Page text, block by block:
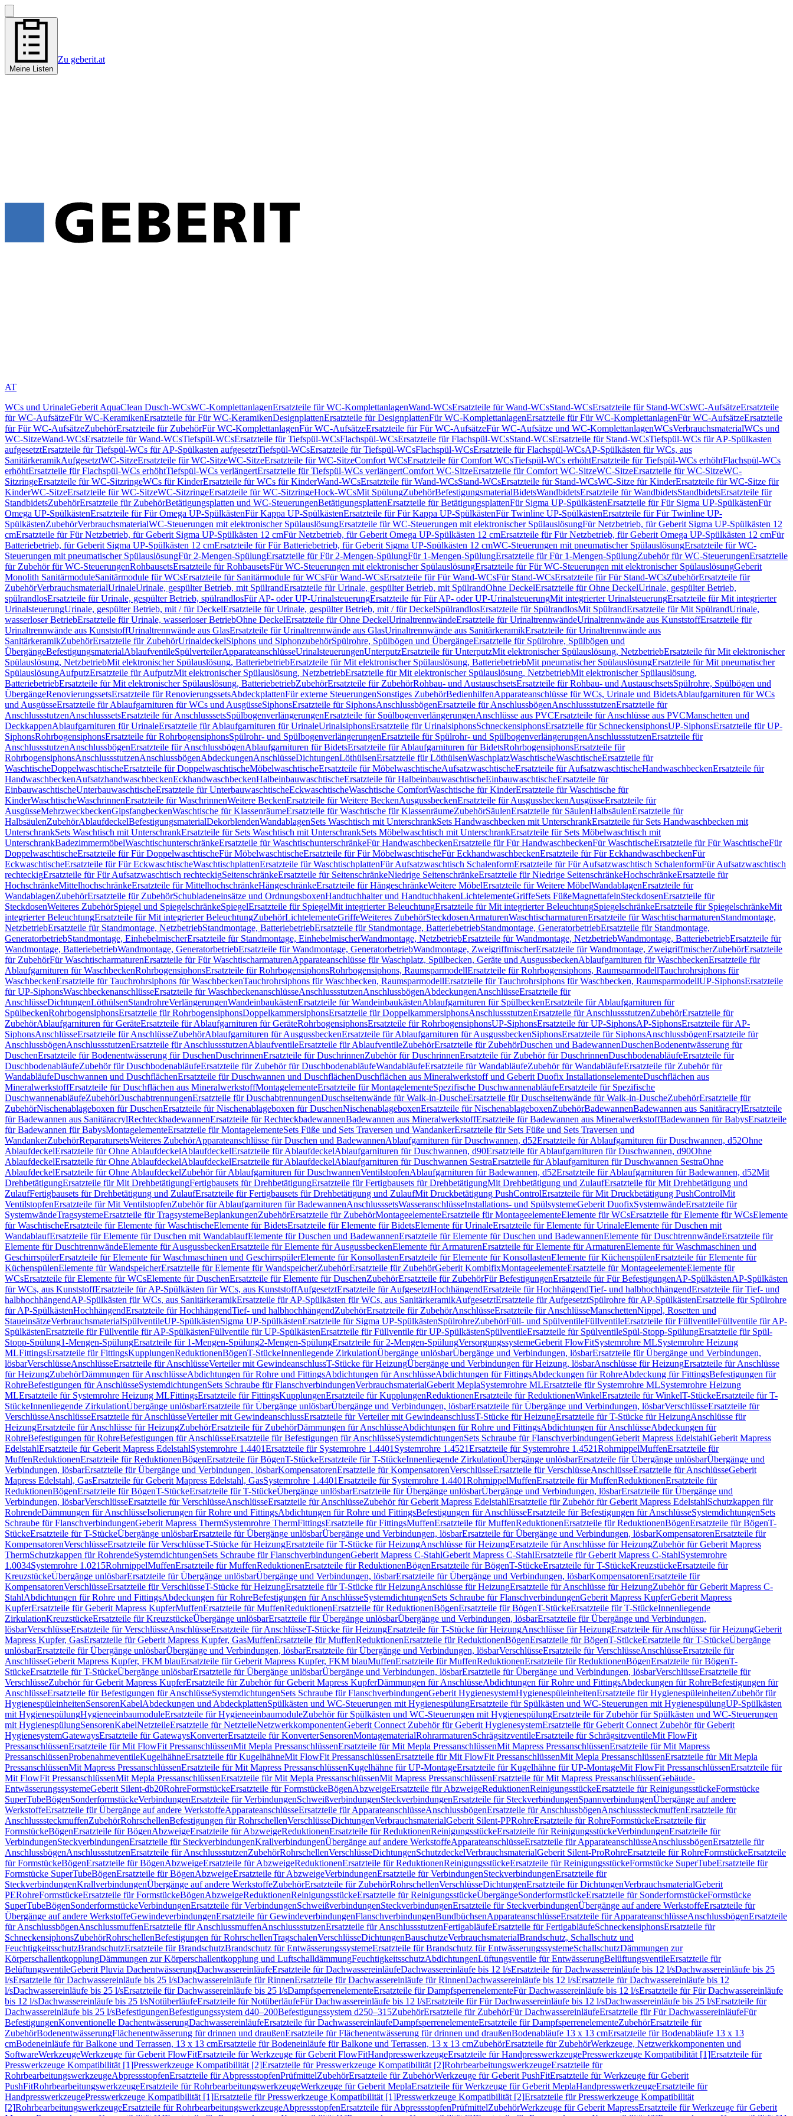
Meine Listen
Zu geberit.at
AT
WCs und UrinaleGeberit AquaClean Dusch-WCsWC-KomplettanlagenErsatzteile für WC-KomplettanlagenWand-WCsErsatzteile für Wand-WCsStand-WCsErsatzteile für Stand-WCsWC-AufsätzeErsatzteile
für WC-AufsätzeFür WC-KeramikenErsatzteile für Für WC-KeramikenDesignplattenErsatzteile für DesignplattenFür WC-KomplettanlagenErsatzteile für Für WC-KomplettanlagenFür WC-AufsätzeErsatzteile
für Für WC-AufsätzeZubehörErsatzteile für ZubehörFür WC-KomplettanlagenFür WC-AufsätzeErsatzteile für Für WC-AufsätzeFür WC-Aufsätze und WC-KomplettanlagenWCsVerbrauchsmaterialWCs und
WC-SitzeWand-WCsErsatzteile für Wand-WCsTiefspül-WCsErsatzteile für Tiefspül-WCsFlachspül-WCsErsatzteile für Flachspül-WCsStand-WCsErsatzteile für Stand-WCsTiefspül-WCs für AP-Spülkasten
aufgesetztErsatzteile für Tiefspül-WCs für AP-Spülkasten aufgesetztTiefspül-WCsErsatzteile für Tiefspül-WCsFlachspül-WCsErsatzteile für Flachspül-WCsAP-Spülkästen für WCs, aus
SanitärkeramikAufgesetztWC-SitzeErsatzteile für WC-SitzeWC-SitzeErsatzteile für WC-SitzeComfort WCsErsatzteile für Comfort WCsTiefspül-WCs erhöhtErsatzteile für Tiefspül-WCs erhöhtFlachspül-WCs
erhöhtErsatzteile für Flachspül-WCs erhöhtTiefspül-WCs verlängertErsatzteile für Tiefspül-WCs verlängertComfort WC-SitzeErsatzteile für Comfort WC-SitzeWC-SitzeErsatzteile für WC-SitzeWC-
SitzringeErsatzteile für WC-SitzringeWCs für KinderErsatzteile für WCs für KinderWand-WCsErsatzteile für Wand-WCsStand-WCsErsatzteile für Stand-WCsWC-Sitze für KinderErsatzteile für WC-Sitze für
KinderWC-SitzeErsatzteile für WC-SitzeWC-SitzringeErsatzteile für WC-SitzringeHock-WCsMit SpülungZubehörBefestigungsmaterialBidetsWandbidetsErsatzteile für WandbidetsStandbidetsErsatzteile für
StandbidetsZubehörErsatzteile für ZubehörBetätigungsplatten und WC-SteuerungenBetätigungsplattenErsatzteile für BetätigungsplattenFür Sigma UP-SpülkästenErsatzteile für Für Sigma UP-SpülkästenFür
Omega UP-SpülkästenErsatzteile für Für Omega UP-SpülkästenFür Kappa UP-SpülkästenErsatzteile für Für Kappa UP-SpülkästenFür Twinline UP-SpülkästenErsatzteile für Für Twinline UP-
SpülkästenZubehörVerbrauchsmaterialWC-Steuerungen mit elektronischer SpülauslösungErsatzteile für WC-Steuerungen mit elektronischer SpülauslösungFür Netzbetrieb, für Geberit Sigma UP-Spülkästen 12
cmErsatzteile für Für Netzbetrieb, für Geberit Sigma UP-Spülkästen 12 cmFür Netzbetrieb, für Geberit Omega UP-Spülkästen 12 cmErsatzteile für Für Netzbetrieb, für Geberit Omega UP-Spülkästen 12 cmFür
Batteriebetrieb, für Geberit Sigma UP-Spülkästen 12 cmErsatzteile für Für Batteriebetrieb, für Geberit Sigma UP-Spülkästen 12 cmWC-Steuerungen mit pneumatischer SpülauslösungErsatzteile für WC-
Steuerungen mit pneumatischer SpülauslösungFür 2-Mengen-SpülungErsatzteile für Für 2-Mengen-SpülungFür 1-Mengen-SpülungErsatzteile für Für 1-Mengen-SpülungZubehör für WC-SteuerungenErsatzteile
für Zubehör für WC-SteuerungenRohbausetsErsatzteile für RohbausetsFür WC-Steuerungen mit elektronischer SpülauslösungErsatzteile für Für WC-Steuerungen mit elektronischer SpülauslösungGeberit
Monolith SanitärmoduleSanitärmodule für WCsErsatzteile für Sanitärmodule für WCsFür Wand-WCsErsatzteile für Für Wand-WCsFür Stand-WCsErsatzteile für Für Stand-WCsZubehörErsatzteile für
ZubehörVerbrauchsmaterialUrinaleUrinale, gespülter Betrieb, mit SpülrandErsatzteile für Urinale, gespülter Betrieb, mit SpülrandOhne DeckelErsatzteile für Ohne DeckelUrinale, gespülter Betrieb,
spülrandlosErsatzteile für Urinale, gespülter Betrieb, spülrandlosFür AP- oder UP-UrinalsteuerungErsatzteile für Für AP- oder UP-UrinalsteuerungMit integrierter UrinalsteuerungErsatzteile für Mit integrierter
UrinalsteuerungUrinale, gespülter Betrieb, mit / für DeckelErsatzteile für Urinale, gespülter Betrieb, mit / für DeckelSpülrandlosErsatzteile für SpülrandlosMit SpülrandErsatzteile für Mit SpülrandUrinale,
wasserloser BetriebErsatzteile für Urinale, wasserloser BetriebOhne DeckelErsatzteile für Ohne DeckelUrinaltrennwändeErsatzteile für UrinaltrennwändeUrinaltrennwände aus KunststoffErsatzteile für
Urinaltrennwände aus KunststoffUrinaltrennwände aus GlasErsatzteile für Urinaltrennwände aus GlasUrinaltrennwände aus SanitärkeramikErsatzteile für Urinaltrennwände aus
SanitärkeramikZubehörErsatzteile für ZubehörUrinaldeckelSiphons und SiphonzubehörSpülrohre, Spülbögen und ÜbergängeErsatzteile für Spülrohre, Spülbögen und
ÜbergängeBefestigungsmaterialAblaufventileSpülverteilerApparateanschlüsseUrinalsteuerungenUnterputzErsatzteile für UnterputzMit elektronischer Spülauslösung, NetzbetriebErsatzteile für Mit elektronischer
Spülauslösung, NetzbetriebMit elektronischer Spülauslösung, BatteriebetriebErsatzteile für Mit elektronischer Spülauslösung, BatteriebetriebMit pneumatischer SpülauslösungErsatzteile für Mit pneumatischer
SpülauslösungAufputzErsatzteile für AufputzMit elektronischer Spülauslösung, NetzbetriebErsatzteile für Mit elektronischer Spülauslösung, NetzbetriebMit elektronischer Spülauslösung,
BatteriebetriebErsatzteile für Mit elektronischer Spülauslösung, BatteriebetriebZubehörErsatzteile für ZubehörRohbau- und AustauschsetsErsatzteile für Rohbau- und AustauschsetsSpülrohre, Spülbögen und
ÜbergängeRenovierungssetsErsatzteile für RenovierungssetsAbdeckplattenFür externe SteuerungenSonstiges ZubehörBedienhilfenApparateanschlüsse für WCs, Urinale und BidetsAblaufgarnituren für WCs
und AusgüsseErsatzteile für Ablaufgarnituren für WCs und AusgüsseSiphonsErsatzteile für SiphonsAnschlussbögenErsatzteile für AnschlussbögenAnschlussstutzenErsatzteile für
AnschlussstutzenAnschlusssetsErsatzteile für AnschlusssetsSpülbogenverlängerungenErsatzteile für SpülbogenverlängerungenAnschlüsse aus PVCErsatzteile für Anschlüsse aus PVCManschetten und
DeckkappenAblaufgarnituren für UrinaleErsatzteile für Ablaufgarnituren für UrinaleUrinalsiphonsErsatzteile für UrinalsiphonsSchneckensiphonsErsatzteile für SchneckensiphonsUP-SiphonsErsatzteile für UP-
SiphonsRohrbogensiphonsErsatzteile für RohrbogensiphonsSpülrohr- und SpülbogenverlängerungenErsatzteile für Spülrohr- und SpülbogenverlängerungenAnschlussstutzenErsatzteile für
AnschlussstutzenAnschlussbögenErsatzteile für AnschlussbögenAblaufgarnituren für BidetsErsatzteile für Ablaufgarnituren für BidetsRohrbogensiphonsErsatzteile für
RohrbogensiphonsAnschlussstutzenAnschlussbögenAbdeckungenAnschlüsseDichtungenLöthülsenErsatzteile für LöthülsenWaschplatzWaschtischeWaschtischeErsatzteile für
WaschtischeDoppelwaschtischeErsatzteile für DoppelwaschtischeMöbelwaschtischeErsatzteile für MöbelwaschtischeAufsatzwaschtischeErsatzteile für AufsatzwaschtischeHandwaschbeckenErsatzteile für
HandwaschbeckenAufsatzhandwaschbeckenEckhandwaschbeckenHalbeinbauwaschtischeErsatzteile für HalbeinbauwaschtischeEinbauwaschtischeErsatzteile für
EinbauwaschtischeUnterbauwaschtischeErsatzteile für UnterbauwaschtischeEckwaschtischeWaschtische ComfortWaschtische für KinderErsatzteile für Waschtische für
KinderWaschtischeWaschrinnenErsatzteile für WaschrinnenWeitere BeckenErsatzteile für Weitere BeckenAusgussbeckenErsatzteile für AusgussbeckenAusgüsseErsatzteile für
AusgüsseMehrzweckbeckenGipsfangbeckenWaschtische für KlassenräumeErsatzteile für Waschtische für KlassenräumeZubehörSäulenErsatzteile für SäulenHalbsäulenErsatzteile für
HalbsäulenZubehörAblaufdeckelBefestigungsmaterialDekorblendenWandablagenSets Waschtisch mit UnterschrankSets Handwaschbecken mit UnterschrankErsatzteile für Sets Handwaschbecken mit
UnterschrankSets Waschtisch mit UnterschrankErsatzteile für Sets Waschtisch mit UnterschrankSets Möbelwaschtisch mit UnterschrankErsatzteile für Sets Möbelwaschtisch mit
UnterschrankBadezimmermöbelWaschtischunterschränkeErsatzteile für WaschtischunterschränkeFür HandwaschbeckenErsatzteile für Für HandwaschbeckenFür WaschtischeErsatzteile für Für WaschtischeFür
DoppelwaschtischeErsatzteile für Für DoppelwaschtischeFür MöbelwaschtischeErsatzteile für Für MöbelwaschtischeFür EckhandwaschbeckenErsatzteile für Für EckhandwaschbeckenFür
EckwaschtischeErsatzteile für Für EckwaschtischeWaschtischplattenErsatzteile für WaschtischplattenFür Aufsatzwaschtisch SchalenformErsatzteile für Für Aufsatzwaschtisch SchalenformFür Aufsatzwaschtisch
rechteckigErsatzteile für Für Aufsatzwaschtisch rechteckigSeitenschränkeErsatzteile für SeitenschränkeNiedrige SeitenschränkeErsatzteile für Niedrige SeitenschränkeHochschränkeErsatzteile für
HochschränkeMittelhochschränkeErsatzteile für MittelhochschränkeHängeschränkeErsatzteile für HängeschränkeWeitere MöbelErsatzteile für Weitere MöbelWandablagenErsatzteile für
WandablagenZubehörErsatzteile für ZubehörSchubladeneinsätze und OrdnungsboxenHandtuchhalter und HandtuchhakenLichtelementeGriffeSets FüßeMagnettafelnSteckdosenErsatzteile für
SteckdosenWeiteres ZubehörSpiegel und SpiegelschränkeSpiegelErsatzteile für SpiegelMit integrierter BeleuchtungErsatzteile für Mit integrierter BeleuchtungSpiegelschränkeErsatzteile für SpiegelschränkeMit
integrierter BeleuchtungErsatzteile für Mit integrierter BeleuchtungZubehörLichtelementeGriffeWeiteres ZubehörSteckdosenArmaturenWaschtischarmaturenErsatzteile für WaschtischarmaturenStandmontage,
NetzbetriebErsatzteile für Standmontage, NetzbetriebStandmontage, BatteriebetriebErsatzteile für Standmontage, BatteriebetriebStandmontage, GeneratorbetriebErsatzteile für Standmontage,
GeneratorbetriebStandmontage, EinhebelmischerErsatzteile für Standmontage, EinhebelmischerWandmontage, NetzbetriebErsatzteile für Wandmontage, NetzbetriebWandmontage, BatteriebetriebErsatzteile für
Wandmontage, BatteriebetriebWandmontage, GeneratorbetriebErsatzteile für Wandmontage, GeneratorbetriebWandmontage, ZweigriffmischerErsatzteile für Wandmontage, ZweigriffmischerZubehörErsatzteile
für ZubehörFür WaschtischarmaturenErsatzteile für Für WaschtischarmaturenApparateanschlüsse für Waschplatz, Spülbecken, Geräte und AusgussbeckenAblaufgarnituren für WaschbeckenErsatzteile für
Ablaufgarnituren für WaschbeckenRohrbogensiphonsErsatzteile für RohrbogensiphonsRohrbogensiphons, RaumsparmodellErsatzteile für Rohrbogensiphons, RaumsparmodellTauchrohrsiphons für
WaschbeckenErsatzteile für Tauchrohrsiphons für WaschbeckenTauchrohrsiphons für Waschbecken, RaumsparmodellErsatzteile für Tauchrohrsiphons für Waschbecken, RaumsparmodellUP-SiphonsErsatzteile
für UP-SiphonsWaschbeckenanschlüsseErsatzteile für WaschbeckenanschlüsseAnschlussstutzenAnschlussbögenAbdeckungenAnschlüsseErsatzteile für
AnschlüsseDichtungenLöthülsenStandrohreVerlängerungenWandeinbaukästenErsatzteile für WandeinbaukästenAblaufgarnituren für SpülbeckenErsatzteile für Ablaufgarnituren für
SpülbeckenRohrbogensiphonsErsatzteile für RohrbogensiphonsDoppelkammersiphonsErsatzteile für DoppelkammersiphonsAnschlussstutzenErsatzteile für AnschlussstutzenZubehörErsatzteile für
ZubehörAblaufgarnituren für GeräteErsatzteile für Ablaufgarnituren für GeräteRohrbogensiphonsErsatzteile für RohrbogensiphonsUP-SiphonsErsatzteile für UP-SiphonsAP-SiphonsErsatzteile für AP-
SiphonsAnschlüsseErsatzteile für AnschlüsseZubehörAblaufgarnituren für AusgussbeckenErsatzteile für Ablaufgarnituren für AusgussbeckenSiphonsErsatzteile für SiphonsAnschlussbögenErsatzteile für
AnschlussbögenAnschlussstutzenErsatzteile für AnschlussstutzenAblaufventileErsatzteile für AblaufventileZubehörErsatzteile für ZubehörDuschen und BadewannenDuschenBodenentwässerung für
DuschenErsatzteile für Bodenentwässerung für DuschenDuschrinnenErsatzteile für DuschrinnenZubehör für DuschrinnenErsatzteile für Zubehör für DuschrinnenDuschbodenabläufeErsatzteile für
DuschbodenabläufeZubehör für DuschbodenabläufeErsatzteile für Zubehör für DuschbodenabläufeWandabläufeErsatzteile für WandabläufeZubehör für WandabläufeErsatzteile für Zubehör für
WandabläufeDuschwannen und DuschflächenErsatzteile für Duschwannen und DuschflächenDuschflächen aus Mineralwerkstoff und Geberit Duofix InstallationselementeDuschflächen aus
MineralwerkstoffErsatzteile für Duschflächen aus MineralwerkstoffMontagelementeErsatzteile für MontagelementeSpezifische DuschwannenabläufeErsatzteile für Spezifische
DuschwannenabläufeZubehörDuschabtrennungenErsatzteile für DuschabtrennungenDuschseitenwände für Walk-in-DuscheErsatzteile für Duschseitenwände für Walk-in-DuscheZubehörErsatzteile für
ZubehörNischenablageboxen für DuschenErsatzteile für Nischenablageboxen für DuschenNischenablageboxenErsatzteile für NischenablageboxenZubehörBadewannenBadewannen aus SanitäracrylErsatzteile
für Badewannen aus SanitäracrylRechteckbadewannenErsatzteile für RechteckbadewannenBadewannen aus MineralwerkstoffErsatzteile für Badewannen aus MineralwerkstoffBadewannen für BabysErsatzteile
für Badewannen für BabysMontagelementeErsatzteile für MontagelementeSets Füße und Sets Traversen und WandankerErsatzteile für Sets Füße und Sets Traversen und
WandankerZubehörReparatursetsWeiteres ZubehörApparateanschlüsse für Duschen und BadewannenAblaufgarnituren für Duschwannen, d52Ersatzteile für Ablaufgarnituren für Duschwannen, d52Ohne
AblaufdeckelErsatzteile für Ohne AblaufdeckelAblaufdeckelErsatzteile für AblaufdeckelAblaufgarnituren für Duschwannen, d90Ersatzteile für Ablaufgarnituren für Duschwannen, d90Ohne
AblaufdeckelErsatzteile für Ohne AblaufdeckelAblaufdeckelErsatzteile für AblaufdeckelAblaufgarnituren für Duschwannen SestraErsatzteile für Ablaufgarnituren für Duschwannen SestraOhne
AblaufdeckelErsatzteile für Ohne AblaufdeckelZubehör für Ablaufgarnituren für DuschwannenVentilstopfenAblaufgarnituren für Badewannen, d52Ersatzteile für Ablaufgarnituren für Badewannen, d52Mit
DrehbetätigungErsatzteile für Mit DrehbetätigungFertigbausets für DrehbetätigungErsatzteile für Fertigbausets für DrehbetätigungMit Drehbetätigung und ZulaufErsatzteile für Mit Drehbetätigung und
ZulaufFertigbausets für Drehbetätigung und ZulaufErsatzteile für Fertigbausets für Drehbetätigung und ZulaufMit Druckbetätigung PushControlErsatzteile für Mit Druckbetätigung PushControlMit
VentilstopfenErsatzteile für Mit VentilstopfenZubehör für Ablaufgarnituren für BadewannenAnschlusssetsWasseranschlüsseInstallations- und SpülsystemeGeberit DuofixSystemwändeErsatzteile für
SystemwändeTragsystemeErsatzteile für TragsystemeBeplankungenZubehörErsatzteile für ZubehörMontageelementeErsatzteile für MontageelementeElemente für WCsErsatzteile für Elemente für WCsElemente
für WaschtischeErsatzteile für Elemente für WaschtischeElemente für BidetsErsatzteile für Elemente für BidetsElemente für UrinaleErsatzteile für Elemente für UrinaleElemente für Duschen mit
WandablaufErsatzteile für Elemente für Duschen mit WandablaufElemente für Duschen und BadewannenErsatzteile für Elemente für Duschen und BadewannenElemente für DuschtrennwändeErsatzteile für
Elemente für DuschtrennwändeElemente für AusgussbeckenErsatzteile für Elemente für AusgussbeckenElemente für ArmaturenErsatzteile für Elemente für ArmaturenElemente für Waschmaschinen und
GeschirrspülerErsatzteile für Elemente für Waschmaschinen und GeschirrspülerElemente für KonsollastenErsatzteile für Elemente für KonsollastenElemente für KüchenspülenErsatzteile für Elemente für
KüchenspülenElemente für WandspeicherErsatzteile für Elemente für WandspeicherZubehörErsatzteile für ZubehörGeberit KombifixMontageelementeErsatzteile für MontageelementeElemente für
WCsErsatzteile für Elemente für WCsElemente für DuschenErsatzteile für Elemente für DuschenZubehörErsatzteile für ZubehörFür BefestigungenErsatzteile für Für BefestigungenAP-SpülkästenAP-Spülkästen
für WCs, aus KunststoffErsatzteile für AP-Spülkästen für WCs, aus KunststoffAufgesetztErsatzteile für AufgesetztHochhängendErsatzteile für HochhängendTief- und halbhochhängendErsatzteile für Tief- und
halbhochhängendAP-Spülkästen für WCs, aus SanitärkeramikErsatzteile für AP-Spülkästen für WCs, aus SanitärkeramikAufgesetztErsatzteile für AufgesetztSpülrohre für AP-SpülkästenErsatzteile für Spülrohre
für AP-SpülkästenHochhängendErsatzteile für HochhängendTief- und halbhochhängendZubehörErsatzteile für ZubehörAnschlüsseErsatzteile für AnschlüsseManschettenNippel, Rosetten und
StaueinsätzeVerbrauchsmaterialSpülventileUP-SpülkästenSigma UP-SpülkästenErsatzteile für Sigma UP-SpülkästenSpülrohreZubehörFüll- und SpülventileFüllventileErsatzteile für FüllventileFüllventile für AP-
SpülkästenErsatzteile für Füllventile für AP-SpülkästenFüllventile für UP-SpülkästenErsatzteile für Füllventile für UP-SpülkästenSpülventileErsatzteile für SpülventileSpül-Stopp-SpülungErsatzteile für Spül-
Stopp-Spülung1-Mengen-SpülungErsatzteile für 1-Mengen-Spülung2-Mengen-SpülungErsatzteile für 2-Mengen-SpülungVersorgungssystemeGeberit FlowFitSystemrohre MLSystemrohre Heizung
MLFittingsErsatzteile für FittingsKupplungenReduktionenBögenT-StückeInnenliegende ZirkulationÜbergänge unlösbarÜbergänge und Verbindungen, lösbarErsatzteile für Übergänge und Verbindungen,
lösbarVerschlüsseAnschlüsseErsatzteile für AnschlüsseVerteiler mit GewindeanschlussT-Stücke für HeizungÜbergänge und Verbindungen für Heizung, lösbarAnschlüsse für HeizungErsatzteile für Anschlüsse
für HeizungZubehörDämmungen für AnschlüsseAbdichtungen für Rohre und FittingsAbdichtungen für AnschlüsseAbdichtungen für FittingsAbdeckungen für RohreAbdeckung für FittingsBefestigungen für
RohreBefestigungen für AnschlüsseSystemdichtungenSets Schraube für FlanschverbindungenVerbrauchsmaterialGeberit MeplaSystemrohre MLErsatzteile für Systemrohre MLSystemrohre Heizung
MLErsatzteile für Systemrohre Heizung MLFittingsErsatzteile für FittingsKupplungenErsatzteile für KupplungenReduktionenErsatzteile für ReduktionenWinkelErsatzteile für WinkelT-StückeErsatzteile für T-
StückeInnenliegende ZirkulationÜbergänge unlösbarErsatzteile für Übergänge unlösbarÜbergänge und Verbindungen, lösbarErsatzteile für Übergänge und Verbindungen, lösbarVerschlüsseErsatzteile für
VerschlüsseAnschlüsseErsatzteile für AnschlüsseVerteiler mit GewindeanschlussErsatzteile für Verteiler mit GewindeanschlussT-Stücke für HeizungErsatzteile für T-Stücke für HeizungAnschlüsse für
HeizungErsatzteile für Anschlüsse für HeizungZubehörErsatzteile für ZubehörDämmungen für AnschlüsseAbdichtungen für Rohre und FittingsAbdichtungen für AnschlüsseAbdeckungen für
RohreBefestigungen für RohreBefestigungen für AnschlüsseErsatzteile für Befestigungen für AnschlüsseSystemdichtungenSets Schraube für FlanschverbindungenGeberit Mapress EdelstahlGeberit Mapress
EdelstahlErsatzteile für Geberit Mapress EdelstahlSystemrohre 1.4401Ersatzteile für Systemrohre 1.4401 Systemrohre 1.4521Ersatzteile für Systemrohre 1.4521RohrnippelMuffenErsatzteile für
MuffenReduktionenErsatzteile für ReduktionenBögenErsatzteile für BögenT-StückeErsatzteile für T-StückeInnenliegende ZirkulationÜbergänge unlösbarErsatzteile für Übergänge unlösbarÜbergänge und
Verbindungen, lösbarErsatzteile für Übergänge und Verbindungen, lösbarKompensatorenErsatzteile für KompensatorenVerschlüsseErsatzteile für VerschlüsseAnschlüsseErsatzteile für AnschlüsseGeberit
Mapress Edelstahl, GasErsatzteile für Geberit Mapress Edelstahl, GasSystemrohre 1.4401Ersatzteile für Systemrohre 1.4401RohrnippelMuffenErsatzteile für MuffenReduktionenErsatzteile für
ReduktionenBögenErsatzteile für BögenT-StückeErsatzteile für T-StückeÜbergänge unlösbarErsatzteile für Übergänge unlösbarÜbergänge und Verbindungen, lösbarErsatzteile für Übergänge und
Verbindungen, lösbarVerschlüsseErsatzteile für VerschlüsseAnschlüsseErsatzteile für AnschlüsseZubehör für Geberit Mapress EdelstahlErsatzteile für Zubehör für Geberit Mapress EdelstahlSchutzkappen für
RohrendeDämmungen für AnschlüsseIsolierungen für Rohre und FittingsAbdichtungen für Rohre und FittingsBefestigungen für AnschlüsseErsatzteile für Befestigungen für AnschlüsseSystemdichtungenSets
Schraube für FlanschverbindungenGeberit Mapress ThermSystemrohre ThermFittingsErsatzteile für FittingsMuffenErsatzteile für MuffenReduktionenErsatzteile für ReduktionenBögenErsatzteile für BögenT-
StückeErsatzteile für T-StückeÜbergänge unlösbarErsatzteile für Übergänge unlösbarÜbergänge und Verbindungen, lösbarErsatzteile für Übergänge und Verbindungen, lösbarKompensatorenErsatzteile für
KompensatorenVerschlüsseErsatzteile für VerschlüsseT-Stücke für HeizungErsatzteile für T-Stücke für HeizungAnschlüsse für HeizungErsatzteile für Anschlüsse für HeizungZubehör für Geberit Mapress
ThermSchutzkappen für RohrendeSystemdichtungenSets Schraube für FlanschverbindungenGeberit Mapress C-StahlGeberit Mapress C-StahlErsatzteile für Geberit Mapress C-StahlSystemrohre
1.0034Systemrohre 1.0215RohrnippelMuffenErsatzteile für MuffenReduktionenErsatzteile für ReduktionenBögenErsatzteile für BögenT-StückeErsatzteile für T-StückeKreuzstückeErsatzteile für
KreuzstückeÜbergänge unlösbarErsatzteile für Übergänge unlösbarÜbergänge und Verbindungen, lösbarErsatzteile für Übergänge und Verbindungen, lösbarKompensatorenErsatzteile für
KompensatorenVerschlüsseErsatzteile für VerschlüsseT-Stücke für HeizungErsatzteile für T-Stücke für HeizungAnschlüsse für HeizungErsatzteile für Anschlüsse für HeizungZubehör für Geberit Mapress C-
StahlAbdichtungen für Rohre und FittingsAbdeckungen für RohreBefestigungen für AnschlüsseSystemdichtungenSets Schraube für FlanschverbindungenGeberit Mapress KupferGeberit Mapress
KupferErsatzteile für Geberit Mapress KupferMuffenErsatzteile für MuffenReduktionenErsatzteile für ReduktionenBögenErsatzteile für BögenT-StückeErsatzteile für T-StückeInnenliegende
ZirkulationKreuzstückeErsatzteile für KreuzstückeÜbergänge unlösbarErsatzteile für Übergänge unlösbarÜbergänge und Verbindungen, lösbarErsatzteile für Übergänge und Verbindungen,
lösbarVerschlüsseErsatzteile für VerschlüsseAnschlüsseErsatzteile für AnschlüsseT-Stücke für HeizungErsatzteile für T-Stücke für HeizungAnschlüsse für HeizungErsatzteile für Anschlüsse für HeizungGeberit
Mapress Kupfer, GasErsatzteile für Geberit Mapress Kupfer, GasMuffenErsatzteile für MuffenReduktionenErsatzteile für ReduktionenBögenErsatzteile für BögenT-StückeErsatzteile für T-StückeÜbergänge
unlösbarErsatzteile für Übergänge unlösbarÜbergänge und Verbindungen, lösbarErsatzteile für Übergänge und Verbindungen, lösbarVerschlüsseErsatzteile für VerschlüsseAnschlüsseErsatzteile für
AnschlüsseGeberit Mapress Kupfer, FKM blauErsatzteile für Geberit Mapress Kupfer, FKM blauMuffenErsatzteile für MuffenReduktionenErsatzteile für ReduktionenBögenErsatzteile für BögenT-
StückeErsatzteile für T-StückeÜbergänge unlösbarErsatzteile für Übergänge unlösbarÜbergänge und Verbindungen, lösbarErsatzteile für Übergänge und Verbindungen, lösbarVerschlüsseErsatzteile für
VerschlüsseZubehör für Geberit Mapress KupferErsatzteile für Zubehör für Geberit Mapress KupferDämmungen für AnschlüsseAbdichtungen für Rohre und FittingsAbdeckungen für RohreBefestigungen für
AnschlüsseErsatzteile für Befestigungen für AnschlüsseSystemdichtungenSets Schraube für FlanschverbindungenGeberit HygienesystemHygienespüleinheitenErsatzteile für HygienespüleinheitenZubehör für
HygienespüleinheitenSensorenKabelAbdeckungen und AbdeckplattenSpülkästen und WC-Steuerungen mit HygienespülungErsatzteile für Spülkästen und WC-Steuerungen mit HygienespülungUP-Spülkästen
mit HygienespülungHygieneeinbaumoduleErsatzteile für HygieneeinbaumoduleZubehör für Spülkästen und WC-Steuerungen mit HygienespülungErsatzteile für Zubehör für Spülkästen und WC-Steuerungen
mit HygienespülungSensorenKabelNetzteileErsatzteile für NetzteileNetzwerkkomponentenGeberit Connect Zubehör für Geberit HygienesystemErsatzteile für Geberit Connect Zubehör für Geberit
HygienesystemGatewaysErsatzteile für GatewaysKonverterErsatzteile für KonverterSensorenMontagematerialRohrarmaturenSchrägsitzventileErsatzteile für SchrägsitzventileMit FlowFit
PressanschlüssenErsatzteile für Mit FlowFit PressanschlüssenMit Mepla PressanschlüssenErsatzteile für Mit Mepla PressanschlüssenMit Mapress PressanschlüssenErsatzteile für Mit Mapress
PressanschlüssenProbenahmeventileKugelhähneErsatzteile für KugelhähneMit FlowFit PressanschlüssenErsatzteile für Mit FlowFit PressanschlüssenMit Mepla PressanschlüssenErsatzteile für Mit Mepla
PressanschlüssenMit Mapress PressanschlüssenErsatzteile für Mit Mapress PressanschlüssenKugelhähne für UP-MontageErsatzteile für Kugelhähne für UP-MontageMit FlowFit PressanschlüssenErsatzteile für
Mit FlowFit PressanschlüssenMit Mepla PressanschlüssenErsatzteile für Mit Mepla PressanschlüssenMit Mapress PressanschlüssenErsatzteile für Mit Mapress PressanschlüssenGebäude-
EntwässerungssystemeGeberit Silent-db20RohreFormstückeErsatzteile für FormstückeBögenAbzweigeErsatzteile für AbzweigeReduktionenReinigungsstückeErsatzteile für ReinigungsstückeFormstücke
SuperTubeBögenSonderformstückeVerbindungenErsatzteile für VerbindungenSchweißverbindungenSteckverbindungenErsatzteile für SteckverbindungenSpannverbindungenÜbergänge auf andere
WerkstoffeErsatzteile für Übergänge auf andere WerkstoffeApparateanschlüsseErsatzteile für ApparateanschlüsseAnschlussbögenErsatzteile für AnschlussbögenAnschlusssteckmuffenErsatzteile für
AnschlusssteckmuffenZubehörRohrschellenBefestigungen für RohrschellenVerschlüsseDichtungenVerbrauchsmaterialGeberit Silent-PPRohreErsatzteile für RohreFormstückeErsatzteile für
FormstückeBögenErsatzteile für BögenAbzweigeErsatzteile für AbzweigeReduktionenErsatzteile für ReduktionenReinigungsstückeErsatzteile für ReinigungsstückeVerbindungenErsatzteile für
VerbindungenSteckverbindungenErsatzteile für SteckverbindungenKrallverbindungenÜbergänge auf andere WerkstoffeApparateanschlüsseErsatzteile für ApparateanschlüsseAnschlussbögenErsatzteile für
AnschlussbögenAnschlussstutzenErsatzteile für AnschlussstutzenZubehörRohrschellenVerschlüsseDichtungenSchutzdeckelVerbrauchsmaterialGeberit Silent-ProRohreErsatzteile für RohreFormstückeErsatzteile
für FormstückeBögenErsatzteile für BögenAbzweigeErsatzteile für AbzweigeReduktionenErsatzteile für ReduktionenReinigungsstückeErsatzteile für ReinigungsstückeFormstücke SuperTubeErsatzteile für
Formstücke SuperTubeBögenErsatzteile für BögenAbzweigeErsatzteile für AbzweigeVerbindungenErsatzteile für VerbindungenSteckverbindungenErsatzteile für
SteckverbindungenKrallverbindungenÜbergänge auf andere WerkstoffeZubehörErsatzteile für ZubehörRohrschellenVerschlüsseDichtungenErsatzteile für DichtungenVerbrauchsmaterialGeberit
PERohreFormstückeErsatzteile für FormstückeBögenAbzweigeReduktionenReinigungsstückeErsatzteile für ReinigungsstückeÜbergängeSonderformstückeErsatzteile für SonderformstückeFormstücke
SuperTubeBögenSonderformstückeVerbindungenErsatzteile für VerbindungenSchweißverbindungenSteckverbindungenErsatzteile für SteckverbindungenÜbergänge auf andere WerkstoffeErsatzteile für
Übergänge auf andere WerkstoffeGewindeverbindungenErsatzteile für GewindeverbindungenFlanschverbindungenBundbüchsenApparateanschlüsseErsatzteile für ApparateanschlüsseAnschlussbögenErsatzteile
für AnschlussbögenAnschlussmuffenErsatzteile für AnschlussmuffenAnschlussstutzenErsatzteile für AnschlussstutzenFertigabläufeErsatzteile für FertigabläufeSchneckensiphonsErsatzteile für
SchneckensiphonsZubehörRohrschellenBefestigungen für RohrschellenTragschalenVerschlüsseDichtungenBauschutzeVerbrauchsmaterialBrandschutz, Schallschutz und
FeuchtigkeitsschutzBrandschutzErsatzteile für BrandschutzBrandschutz für EntwässerungssystemeErsatzteile für Brandschutz für EntwässerungssystemeSchallschutzDämmungen zur
KörperschallentkopplungDämmungen zur Körperschallentkopplung und LuftschalldämmungFeuchtigkeitsschutzAbdichtungenLüftungsventile für EntwässerungBelüftungsventileErsatzteile für
BelüftungsventileGeberit Pluvia DachentwässerungDachwassereinläufeErsatzteile für DachwassereinläufeDachwassereinläufe bis 12 l/sErsatzteile für Dachwassereinläufe bis 12 l/sDachwassereinläufe bis 25
l/sErsatzteile für Dachwassereinläufe bis 25 l/sDachwassereinläufe für RinnenErsatzteile für Dachwassereinläufe für RinnenDachwassereinläufe bis 12 l/sErsatzteile für Dachwassereinläufe bis 12
l/sDachwassereinläufe bis 25 l/sErsatzteile für Dachwassereinläufe bis 25 l/sDampfsperrenelementeErsatzteile für DampfsperrenelementeFür Dachwassereinläufe bis 12 l/sErsatzteile für Für Dachwassereinläufe
bis 12 l/sDachwassereinläufe bis 25 l/sNotüberläufeErsatzteile für NotüberläufeFür Dachwassereinläufe bis 12 l/sErsatzteile für Für Dachwassereinläufe bis 12 l/sDachwassereinläufe bis 25 l/sErsatzteile für
Dachwassereinläufe bis 25 l/sBefestigungenBefestigungssystem d40–200Befestigungssystem d250–315ZubehörErsatzteile für ZubehörFür DachwassereinläufeErsatzteile für Für DachwassereinläufeFür
BefestigungenKonventionelle DachentwässerungDachwassereinläufeErsatzteile für DachwassereinläufeDampfsperrenelementeErsatzteile für DampfsperrenelementeZubehörErsatzteile für
ZubehörBodenentwässerungFlächenentwässerung für drinnen und draußenErsatzteile für Flächenentwässerung für drinnen und draußenBodenabläufe 13 x 13 cmErsatzteile für Bodenabläufe 13 x 13
cmBodeneinläufe für Balkone und Terrassen, 13 x 13 cmErsatzteile für Bodeneinläufe für Balkone und Terrassen, 13 x 13 cmZubehörErsatzteile für ZubehörWerkzeuge, Netzwerkkomponenten und
SoftwareWerkzeugeWerkzeuge für Geberit FlowFitErsatzteile für Werkzeuge für Geberit FlowFitHandpresswerkzeugeErsatzteile für HandpresswerkzeugePresswerkzeuge Kompatibilität [1]Ersatzteile für
Presswerkzeuge Kompatibilität [1]Presswerkzeuge Kompatibilität [2]Ersatzteile für Presswerkzeuge Kompatibilität [2]RohrbearbeitungswerkzeugeErsatzteile für
RohrbearbeitungswerkzeugeAbpressstopfenErsatzteile für AbpressstopfenPrüfmittelZubehörErsatzteile für ZubehörWerkzeuge für Geberit PushFitErsatzteile für Werkzeuge für Geberit
PushFitRohrbearbeitungswerkzeugeErsatzteile für RohrbearbeitungswerkzeugeWerkzeuge für Geberit MeplaErsatzteile für Werkzeuge für Geberit MeplaHandpresswerkzeugeErsatzteile für
HandpresswerkzeugePresswerkzeuge Kompatibilität [1]Ersatzteile für Presswerkzeuge Kompatibilität [1]Presswerkzeuge Kompatibilität [2]Ersatzteile für Presswerkzeuge Kompatibilität
[2]RohrbearbeitungswerkzeugeErsatzteile für RohrbearbeitungswerkzeugeAbpressstopfenErsatzteile für AbpressstopfenPrüfmittelZubehörWerkzeuge für Geberit MapressErsatzteile für Werkzeuge für Geberit